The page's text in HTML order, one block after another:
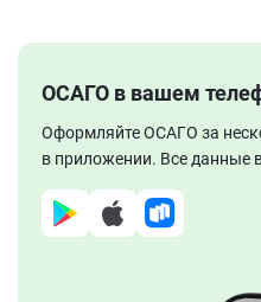
ОСАГО в вашем
Оформляйте ОСАГО за
в приложении. Все данные